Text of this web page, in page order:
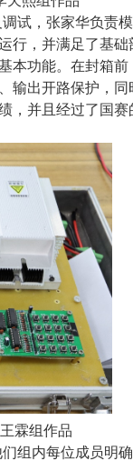
试，张家华负责
行，并满足了基
本功能。在封箱
输出开路保护，
，并且经过了国
霖组作品
组内每位成员明